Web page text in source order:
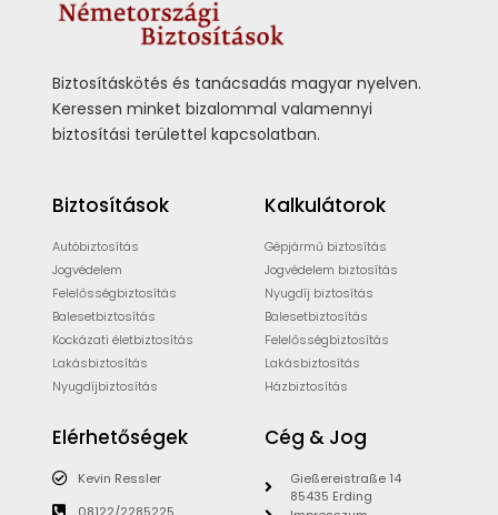
Biztosításkötés és tanácsadás magyar nyelven.
Keressen minket bizalommal valamennyi
biztosítási területtel kapcsolatban.
Biztosítások
Autóbiztosítás
Jogvédelem
Felelősségbiztosítás
Balesetbiztosítás
Kockázati életbiztosítás
Lakásbiztosítás
Nyugdíjbiztosítás
Kalkulátorok
Gépjármű biztosítás
Jogvédelem biztosítás
Nyugdíj biztosítás
Balesetbiztosítás
Felelősségbiztosítás
Lakásbiztosítás
Házbiztosítás
Elérhetőségek
Kevin Ressler
Cég & Jog
Gießereistraße 14
85435 Erding